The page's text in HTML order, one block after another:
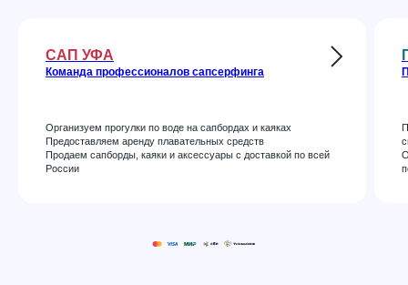
САП УФА
Команда профессионалов сапсерфинга
Организуем прогулки по воде на сапбордах и каяках
Предоставляем аренду плавательных средств
Продаем сапборды, каяки и аксессуары с доставкой по всей
России